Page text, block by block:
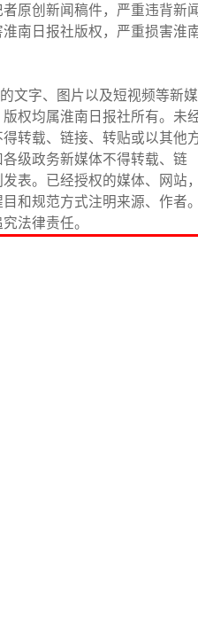
原创新闻稿件，严重违背新
南日报社版权，严重损害淮
文字、图片以及短视频等新媒
权均属淮南日报社所有。未
转载、链接、转贴或以其他
级政务新媒体不得转载、链
表。已经授权的媒体、网站
和规范方式注明来源、作者
法律责任。